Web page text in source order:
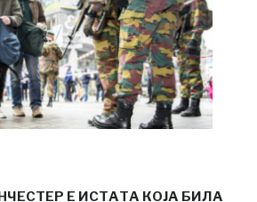
Е ИСТАТА КОЈА БИЛА